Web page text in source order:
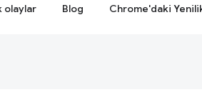
olaylar Blog Chrome'daki